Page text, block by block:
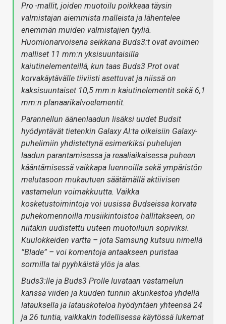
Pro -mallit, joiden muotoilu poikkeaa täysin
valmistajan aiemmista malleista ja lähentelee
enemmän muiden valmistajien tyyliä.
Huomionarvoisena seikkana Buds3:t ovat avoimen
malliset 11 mm:n yksisuuntaisilla
kaiutinelementeillä, kun taas Buds3 Prot ovat
korvakäytävälle tiiviisti asettuvat ja niissä on
kaksisuuntaiset 10,5 mm:n kaiutinelementit sekä 6,1
mm:n planaarikalvoelementit.
Parannellun äänenlaadun lisäksi uudet Budsit
hyödyntävät tietenkin Galaxy AI:ta oikeisiin Galaxy-
puhelimiin yhdistettynä esimerkiksi puhelujen
laadun parantamisessa ja reaaliaikaisessa puheen
kääntämisessä vaikkapa luennoilla sekä ympäristön
melutasoon mukautuen säätämällä aktiivisen
vastamelun voimakkuutta. Vaikka
kosketustoimintoja voi uusissa Budseissa korvata
puhekomennoilla musiikintoistoa hallitakseen, on
niitäkin uudistettu uuteen muotoiluun sopiviksi.
Kuulokkeiden vartta – jota Samsung kutsuu nimellä
”Blade” – voi komentoja antaakseen puristaa
sormilla tai pyyhkäistä ylös ja alas.
Buds3:lle ja Buds3 Prolle luvataan vastamelun
kanssa viiden ja kuuden tunnin akunkestoa yhdellä
latauksella ja latauskoteloa hyödyntäen yhteensä 24
ja 26 tuntia, vaikkakin todellisessa käytössä lukemat